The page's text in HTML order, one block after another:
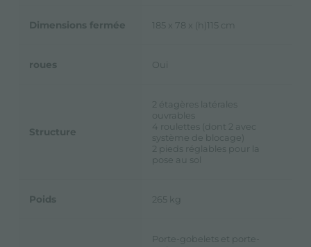
Dimensions fermée 185 x 78 x (h)115 cm
roues Oui
Structure
2 étagères latérales
ouvrables
4 roulettes (dont 2 avec
système de blocage)
2 pieds réglables pour la
pose au sol
Poids 265 kg
Porte-gobelets et porte-